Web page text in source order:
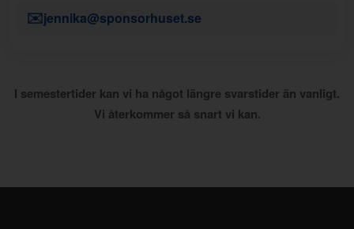
✉️jennika@sponsorhuset.se
I semestertider kan vi ha något längre svarstider än vanligt.
Vi återkommer så snart vi kan.